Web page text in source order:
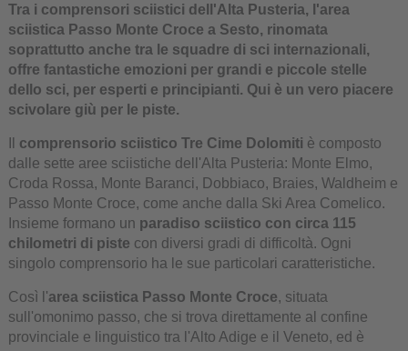
Tra i comprensori sciistici dell'Alta Pusteria, l'area
sciistica Passo Monte Croce a Sesto, rinomata
soprattutto anche tra le squadre di sci internazionali,
offre fantastiche emozioni per grandi e piccole stelle
dello sci, per esperti e principianti. Qui è un vero piacere
scivolare giù per le piste.
comprensorio sciistico Tre Cime Dolomiti è composto
dalle sette aree sciistiche dell'Alta Pusteria: Monte Elmo,
Croda Rossa, Monte Baranci, Dobbiaco, Braies, Waldheim e
Passo Monte Croce, come anche dalla Ski Area Comelico.
Insieme formano un paradiso sciistico con circa 115
chilometri di piste con diversi gradi di difficoltà. Ogni
singolo comprensorio ha le sue particolari caratteristiche.
Così l'area sciistica Passo Monte Croce, situata
sull'omonimo passo, che si trova direttamente al confine
provinciale e linguistico tra l'Alto Adige e il Veneto, ed è